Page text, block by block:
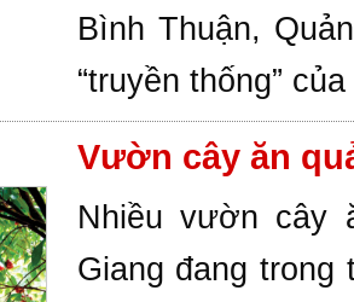
Bình Thuận,
“truyền thống”
Vườn cây ăn
Nhiều vườn cây
Giang đang